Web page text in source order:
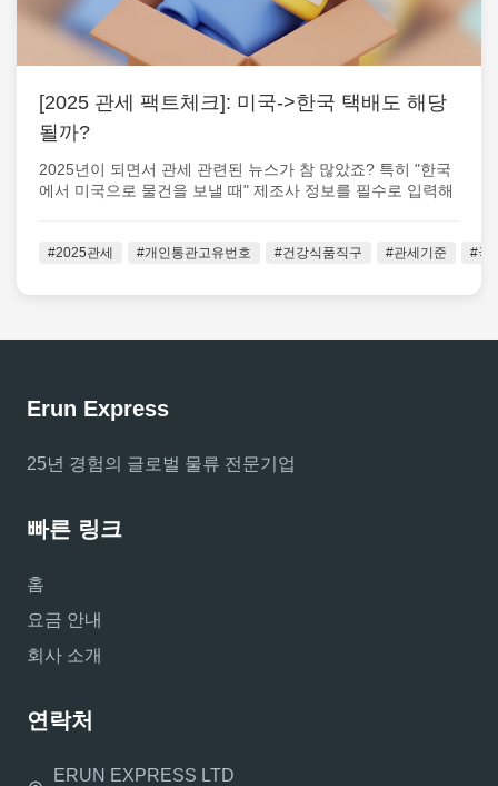
[2025 관세 팩트체크]: 미국->한국 택배도 해당
될까?
2025년이 되면서 관세 관련된 뉴스가 참 많았죠? 특히 "한국
에서 미국으로 물건을 보낼 때" 제조사 정보를 필수로 입력해
#2025관세 #개인통관고유번호 #건강식품직구 #관세기준 #국
Erun Express
25년 경험의 글로벌 물류 전문기업
빠른 링크
홈
요금 안내
회사 소개
연락처
ERUN EXPRESS LTD